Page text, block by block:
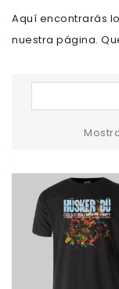
Aquí encontrarás
nuestra página.